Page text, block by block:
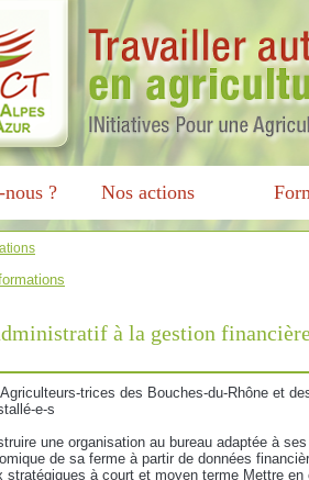
? Nos actions
à la gestion
Agriculteurs-trices des Bouches-du-Rhône et
e-s
une organisation au bureau adaptée à
de sa ferme à partir de données
stratégiques à court et moyen terme Mettre en